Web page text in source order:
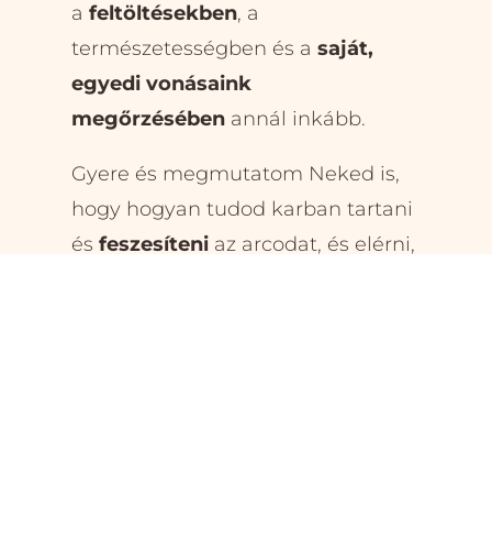
a feltöltésekben, a
természetességben és a saját,
egyedi vonásaink
megőrzésébenannál inkább.
Gyere és megmutatom Neked is,
hogy hogyan tudod karban tartani
és feszesíteniaz arcodat, és elérni,